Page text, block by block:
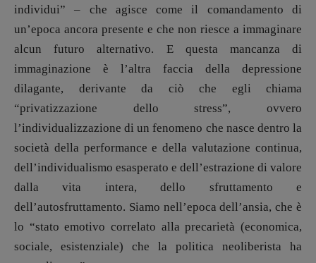
individui” – che agisce come il comandamento di
un’epoca ancora presente e che non riesce a immaginare
alcun futuro alternativo. E questa mancanza di
immaginazione è l’altra faccia della depressione
dilagante, derivante da ciò che egli chiama
“privatizzazione dello stress”, ovvero
l’individualizzazione di un fenomeno che nasce dentro la
società della performance e della valutazione continua,
dell’individualismo esasperato e dell’estrazione di valore
dalla vita intera, dello sfruttamento e
dell’autosfruttamento. Siamo nell’epoca dell’ansia, che è
lo “stato emotivo correlato alla precarietà (economica,
sociale, esistenziale) che la politica neoliberista ha